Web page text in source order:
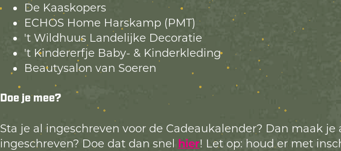
De Kaaskopers
ECHOS Home Harskamp (PMT)
't Wildhuus Landelijke Decoratie
't Kindererfje Baby- & Kinderkleding
Beautysalon van Soeren
Doe je mee?
Sta je al ingeschreven voor de Cadeaukalender? Dan maak
ingeschreven? Doe dat dan snel
hier! Let op: houd er met